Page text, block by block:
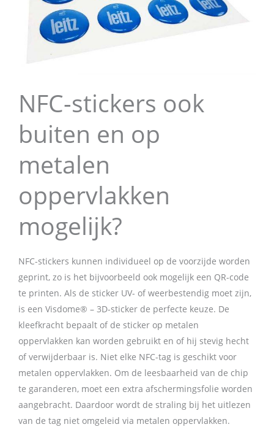
NFC-stickers ook
buiten en op
metalen
oppervlakken
mogelijk?
NFC-stickers kunnen individueel op de voorzijde worden
geprint, zo is het bijvoorbeeld ook mogelijk een QR-code
te printen. Als de sticker UV- of weerbestendig moet zijn,
is een Visdome® – 3D-sticker de perfecte keuze. De
kleefkracht bepaalt of de sticker op metalen
oppervlakken kan worden gebruikt en of hij stevig hecht
of verwijderbaar is. Niet elke NFC-tag is geschikt voor
metalen oppervlakken. Om de leesbaarheid van de chip
te garanderen, moet een extra afschermingsfolie worden
aangebracht. Daardoor wordt de straling bij het uitlezen
van de tag niet omgeleid via metalen oppervlakken.